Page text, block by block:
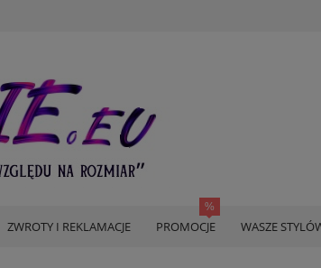
ZWROTY I REKLAMACJE PROMOCJE WASZE